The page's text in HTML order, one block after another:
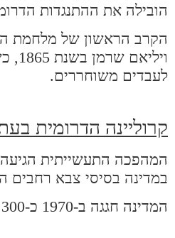
הובילה את ההתנגדות
הקרב הראשון של מלחמת
לעבדים משוחררים.
קרוליינה הדרומית
במדינה בסיסי צבא רחבים
המדינה חגגה ב-1970 כ-300 שנים תוך ציון חשוב בנושא המאבקים הגזעניים שבה שנמשכים משנות ה-60.